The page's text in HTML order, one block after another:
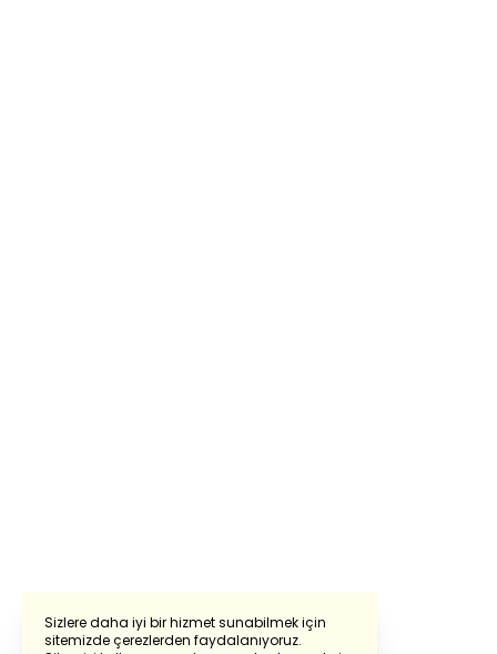
Sizlere daha iyi bir hizmet sunabilmek için
sitemizde çerezlerden faydalanıyoruz.